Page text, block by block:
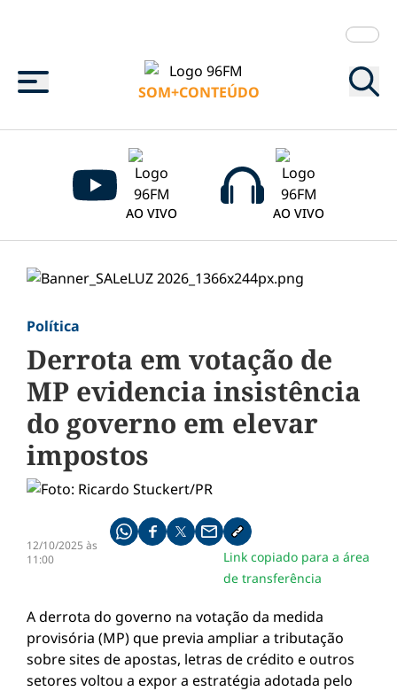
Menu
SOM+CONTEÚDO
AO VIVO AO VIVO
Política
Derrota em votação de
MP evidencia insistência
do governo em elevar
impostos
12/10/2025 às
11:00
Compartilhe pelo whatsapp
Compartilhar no facebook
Compartilhar no twitter
Compartilhe pelo email
Copiar link da notícia
Link copiado para a área
de transferência
A derrota do governo na votação da medida
provisória (MP) que previa ampliar a tributação
sobre sites de apostas, letras de crédito e outros
setores voltou a expor a estratégia adotada pelo